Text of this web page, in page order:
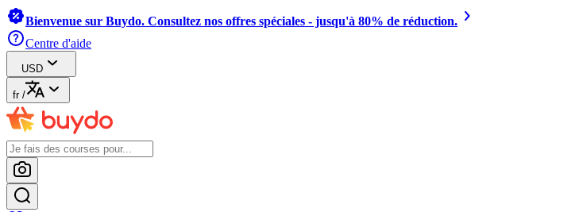
Bienvenue sur Buydo. Consultez nos offres spéciales - jusqu'à 80% de réduction.
Centre d'aide
USD
fr /